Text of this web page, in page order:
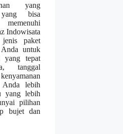
yang
bisa
Indowisata
jenis paket
untuk
yang tepat
tanggal
lebih
yang lebih
pilihan
bujet dan